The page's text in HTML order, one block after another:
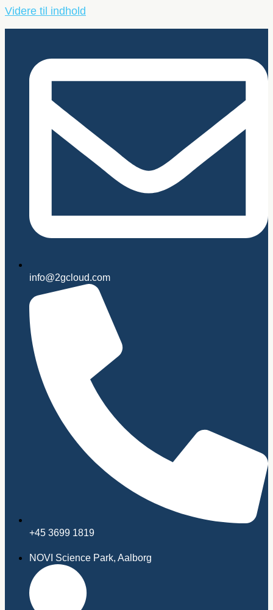
Videre til indhold
info@2gcloud.com
+45 3699 1819
NOVI Science Park, Aalborg